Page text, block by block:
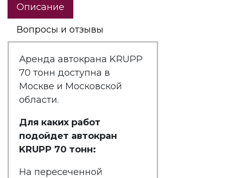
Описание
Вопросы и отзывы
Аренда автокрана KRUPP
70 тонн доступна в
Москве и Московской
области.
Для каких работ
подойдет автокран
KRUPP 70 тонн:
На пересеченной